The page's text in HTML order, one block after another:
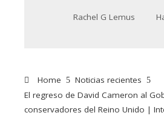
Rachel G Lemus
Home
Noticias recientes
El regreso de David Cameron al
conservadores del Reino Unido |